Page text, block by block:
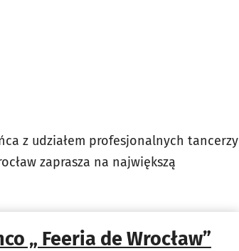
z udziałem profesjonalnych tancerzy
zaprasza na największą
„ Feeria de Wrocław”